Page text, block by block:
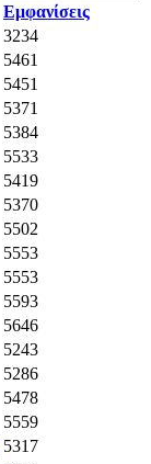
Εμφανίσεις
3234
5461
5451
5371
5384
5533
5419
5370
5502
5553
5553
5593
5646
5243
5286
5478
5559
5317